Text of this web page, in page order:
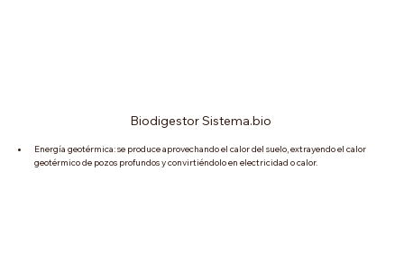
Biodigestor Sistema.bio
Energía geotérmica: se produce aprovechando el calor del suelo, extrayendo el calor
geotérmico de pozos profundos y convirtiéndolo en electricidad o calor.